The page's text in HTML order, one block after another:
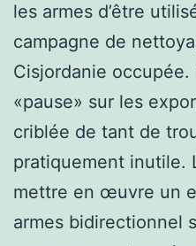
les armes d’être
campagne de
Cisjordanie
«pause» sur les
criblée de tant de
pratiquement inutile.
mettre en œuvre un
armes bidirectionnel